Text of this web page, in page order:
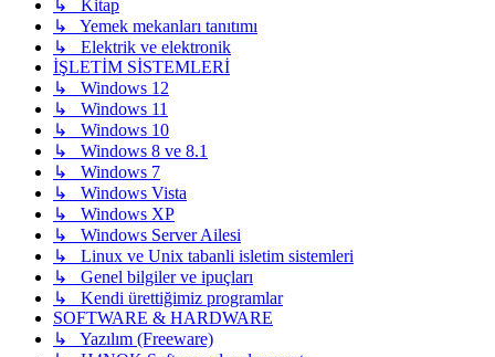
↳ Kitap
↳ Yemek mekanları tanıtımı
↳ Elektrik ve elektronik
İŞLETİM SİSTEMLERİ
↳ Windows 12
↳ Windows 11
↳ Windows 10
↳ Windows 8 ve 8.1
↳ Windows 7
↳ Windows Vista
↳ Windows XP
↳ Windows Server Ailesi
↳ Linux ve Unix tabanli isletim sistemleri
↳ Genel bilgiler ve ipuçları
↳ Kendi ürettiğimiz programlar
SOFTWARE & HARDWARE
↳ Yazılım (Freeware)